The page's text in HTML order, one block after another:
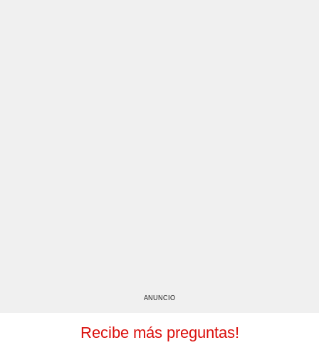
ANUNCIO
Recibe más preguntas!